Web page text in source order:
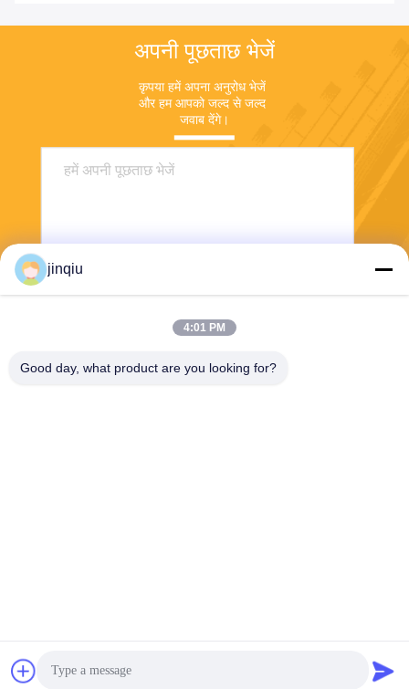
अपनी पूछताछ भेजें
कृपया हमें अपना अनुरोध भेजें
और हम आपको जल्द से जल्द
जवाब देंगे।
jinqiu
4:01 PM
Good day, what product are you looking for?